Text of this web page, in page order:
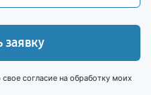
заявку
согласие на обработку моих